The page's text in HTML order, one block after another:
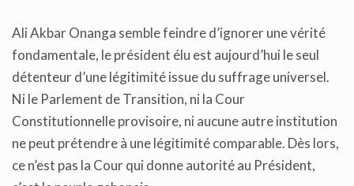
Ali Akbar Onanga semble feindre d’ignorer une vérité
fondamentale, le président élu est aujourd’hui le seul
détenteur d’une légitimité issue du suffrage universel.
Ni le Parlement de Transition, ni la Cour
Constitutionnelle provisoire, ni aucune autre institution
ne peut prétendre à une légitimité comparable. Dès lors,
ce n’est pas la Cour qui donne autorité au Président,